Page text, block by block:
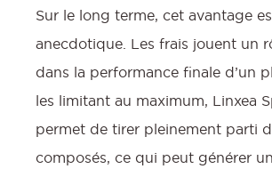
Sur le long terme, cet avantage
anecdotique. Les frais jouent un
dans la performance finale d’un
les limitant au maximum, Linxea
permet de tirer pleinement parti
composés, ce qui peut générer